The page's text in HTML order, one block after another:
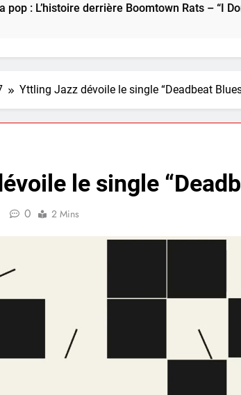
derrière Boomtown Rats – “I Don’t Like
Yttling Jazz dévoile le single “Deadbeat
le single
0 2 Mins